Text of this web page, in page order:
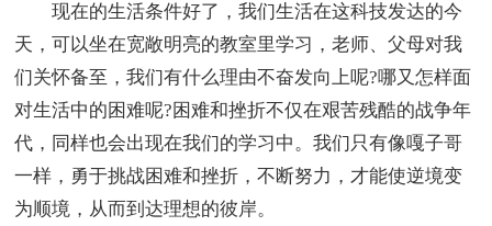
现在的生活条件好了，我们生活在这科技发达的今
天，可以坐在宽敞明亮的教室里学习，老师、父母对我
们关怀备至，我们有什么理由不奋发向上呢?哪又怎样面
对生活中的困难呢?困难和挫折不仅在艰苦残酷的战争年
代，同样也会出现在我们的学习中。我们只有像嘎子哥
一样，勇于挑战困难和挫折，不断努力，才能使逆境变
为顺境，从而到达理想的彼岸。